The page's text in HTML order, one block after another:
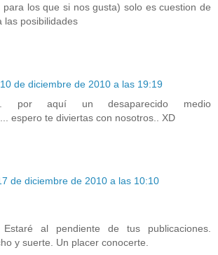
para los que si nos gusta) solo es cuestion de
las posibilidades
10 de diciembre de 2010 a las 19:19
por aquí un desaparecido medio
espero te diviertas con nosotros.. XD
de diciembre de 2010 a las 10:10
Estaré al pendiente de tus publicaciones.
y suerte. Un placer conocerte.